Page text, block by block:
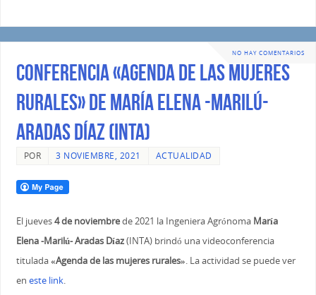
NO HAY COMENTARIOS
Conferencia «Agenda de las mujeres
rurales» de María Elena -Marilú-
Aradas Díaz (INTA)
POR 3 NOVIEMBRE, 2021 ACTUALIDAD
El jueves4 de noviembrede 2021 la Ingeniera Agrónoma María
Elena -Marilú- Aradas Díaz(INTA) brindó una videoconferencia
titulada«Agenda de las mujeres rurales». La actividad se puede ver
en este link.